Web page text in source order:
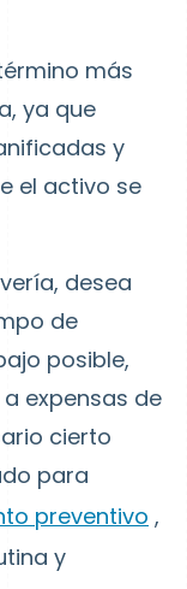
más
ya que
y
el activo se
desea
de
posible,
expensas de
cierto
para
preventivo ,
y